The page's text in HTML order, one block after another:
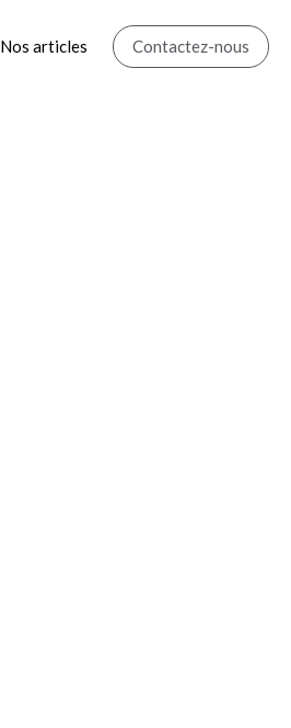
Nos articles Contactez-nous